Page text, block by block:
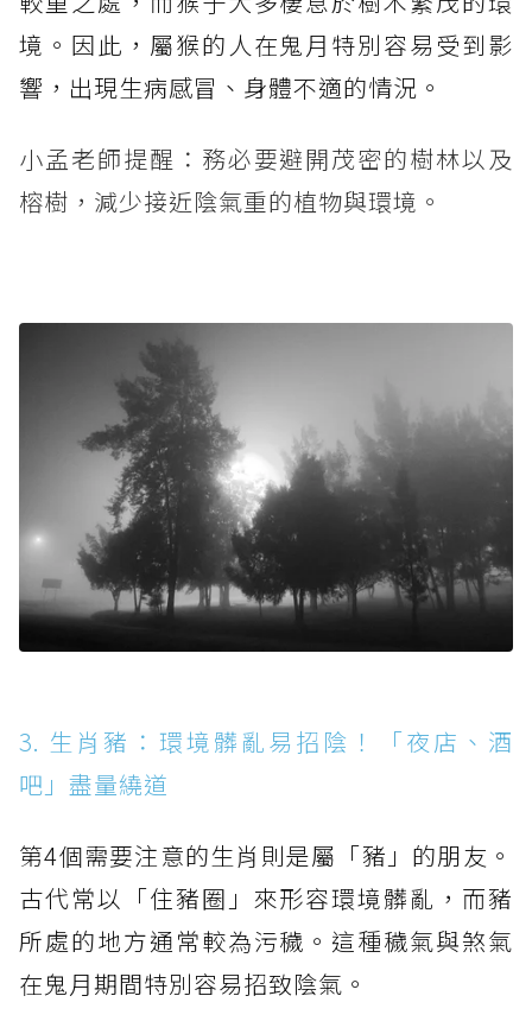
境。因此，屬猴的人在鬼月特別容易受到影
響，出現生病感冒、身體不適的情況。
小孟老師提醒：務必要避開茂密的樹林以及
榕樹，減少接近陰氣重的植物與環境。
3. 生肖豬：環境髒亂易招陰！「夜店、酒
吧」盡量繞道
第4個需要注意的生肖則是屬「豬」的朋友。
古代常以「住豬圈」來形容環境髒亂，而豬
所處的地方通常較為污穢。這種穢氣與煞氣
在鬼月期間特別容易招致陰氣。